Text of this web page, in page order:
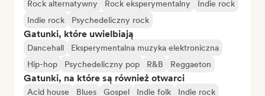
Rock alternatywny Rock eksperymentalny
Indie rock
Indie rock
Psychedeliczny rock
Gatunki, które uwielbiają
Dancehall
Eksperymentalna muzyka elektroniczna
Hip-hop
Psychedeliczny pop R&B Reggaeton
Gatunki, na które są również otwarci
Acid house Blues Gospel Indie folk
Indie rock